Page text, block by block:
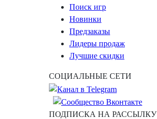
Поиск игр
Новинки
Предзаказы
Лидеры продаж
Лучшие скидки
СОЦИАЛЬНЫЕ СЕТИ
ПОДПИСКА НА РАССЫЛКУ